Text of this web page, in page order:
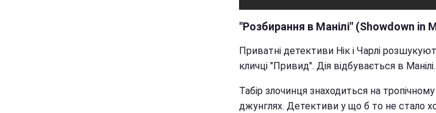
"Розбирання в Манілі" (Showdown in
Приватні детективи Нік і Чарлі
кличці "Привид". Дія відбувається в Манілі.
Табір злочинця знаходиться на
джунглях. Детективи у що б то не стало